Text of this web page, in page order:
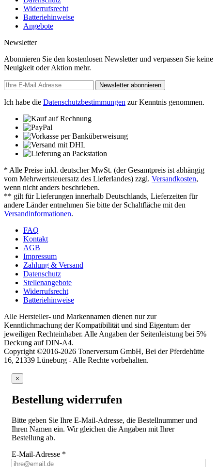
Widerrufsrecht
Batteriehinweise
Angebote
Newsletter
Abonnieren Sie den kostenlosen Newsletter und verpassen Sie keine
Neuigkeit oder Aktion mehr.
Newsletter abonnieren
Ich habe die Datenschutzbestimmungen zur Kenntnis genommen.
* Alle Preise inkl. deutscher MwSt. (der Gesamtpreis ist abhängig
vom Mehrwertsteuersatz des Lieferlandes) zzgl. Versandkosten,
wenn nicht anders beschrieben.
** gilt für Lieferungen innerhalb Deutschlands, Lieferzeiten für
andere Länder entnehmen Sie bitte der Schaltfläche mit den
Versandinformationen.
FAQ
Kontakt
AGB
Impressum
Zahlung & Versand
Datenschutz
Stellenangebote
Widerrufsrecht
Batteriehinweise
Alle Hersteller- und Markennamen dienen nur zur
Kenntlichmachung der Kompatibilität und sind Eigentum der
jeweiligen Rechteinhaber. Alle Angaben der Seitenleistung bei 5%
Deckung auf DIN-A4.
Copyright ©2016-2026 Tonerversum GmbH, Bei der Pferdehütte
16, 21339 Lüneburg - Alle Rechte vorbehalten.
×
Bestellung widerrufen
Bitte geben Sie Ihre E-Mail-Adresse, die Bestellnummer und
Ihren Namen ein. Wir gleichen die Angaben mit Ihrer
Bestellung ab.
E-Mail-Adresse *